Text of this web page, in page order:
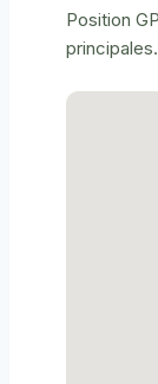
Position
principales.